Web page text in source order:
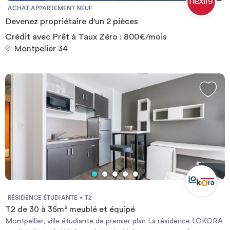
design, spacieux et optimisés. Tout a été pensé pour le bien-être
des étudiants au quotidien : salle d’eau et WC privatifs, cuisine
équipée avec réfrigérateur, mobilier de qualité avec grand bureau,
rangements astucieux et literie grand confort. De plus, certains
appartements sont prolongés par des balcons offrant une très
ACHAT APPARTEMENT NEUF
Devenez propriétaire d'un 2 pièces
Crédit avec Prêt à Taux Zéro : 800€/mois
Montpelier 34
RÉSIDENCE ÉTUDIANTE T2
T2 de 30 à 35m² meublé et équipé
Montpellier, ville étudiante de premier plan La résidence LOKORA